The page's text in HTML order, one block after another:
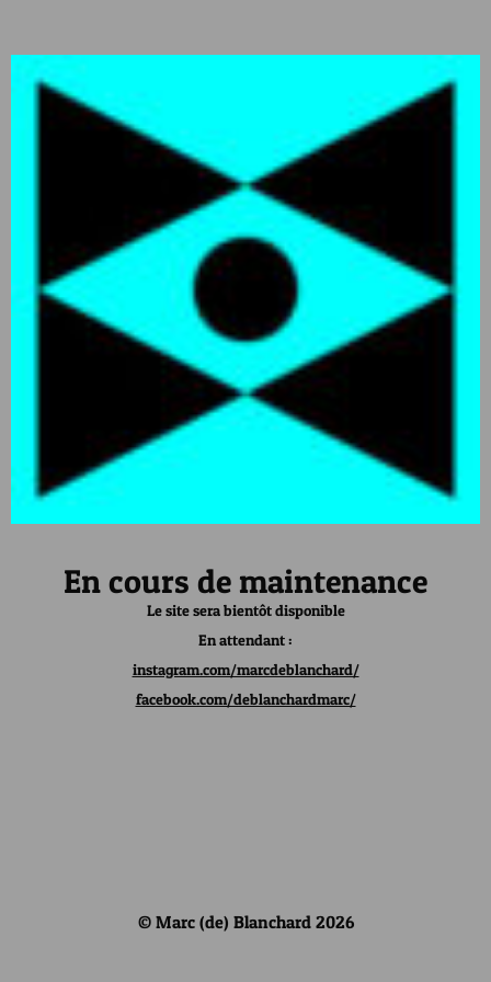
En cours de maintenance
Le site sera bientôt disponible
En attendant :
instagram.com/marcdeblanchard/
facebook.com/deblanchardmarc/
© Marc (de) Blanchard 2026